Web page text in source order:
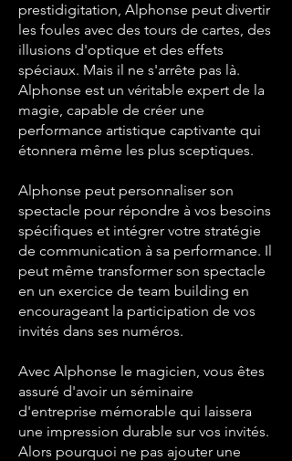
prestidigitation, Alphonse peut divertir
les foules avec des tours de cartes, des
illusions d'optique et des effets
spéciaux. Mais il ne s'arrête pas là.
Alphonse est un véritable expert de la
magie, capable de créer une
performance artistique captivante qui
étonnera même les plus sceptiques.
Alphonse peut personnaliser son
spectacle pour répondre à vos besoins
spécifiques et intégrer votre stratégie
de communication à sa performance. Il
peut même transformer son spectacle
en un exercice de team building en
encourageant la participation de vos
invités dans ses numéros.
Avec Alphonse le magicien, vous êtes
assuré d'avoir un séminaire
d'entreprise mémorable qui laissera
une impression durable sur vos invités.
Alors pourquoi ne pas ajouter une